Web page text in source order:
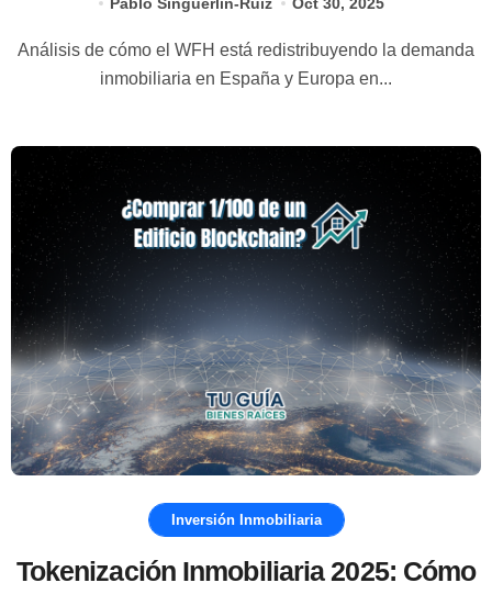
Análisis de cómo el WFH está redistribuyendo la demanda
inmobiliaria en España y Europa en...
Inversión Inmobiliaria
Tokenización Inmobiliaria 2025: Cómo